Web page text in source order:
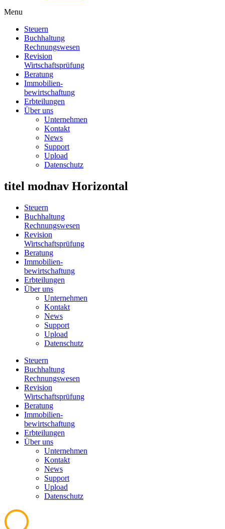
Menu
Steuern
Buchhaltung
Rechnungswesen
Revision
Wirtschaftsprüfung
Beratung
Immobilien-
bewirtschaftung
Erbteilungen
Über uns
Unternehmen
Kontakt
News
Support
Upload
Datenschutz
titel modnav Horizontal
Steuern
Buchhaltung
Rechnungswesen
Revision
Wirtschaftsprüfung
Beratung
Immobilien-
bewirtschaftung
Erbteilungen
Über uns
Unternehmen
Kontakt
News
Support
Upload
Datenschutz
Steuern
Buchhaltung
Rechnungswesen
Revision
Wirtschaftsprüfung
Beratung
Immobilien-
bewirtschaftung
Erbteilungen
Über uns
Unternehmen
Kontakt
News
Support
Upload
Datenschutz